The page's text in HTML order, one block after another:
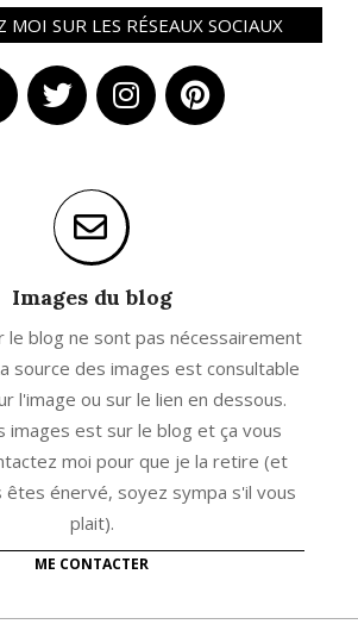
MOI SUR LES RÉSEAUX SOCIAUX
Images du blog
le blog ne sont pas nécessairement
source des images est consultable
l'image ou sur le lien en dessous.
images est sur le blog et ça vous
moi pour que je la retire (et
êtes énervé, soyez sympa s'il vous
plait).
ME CONTACTER